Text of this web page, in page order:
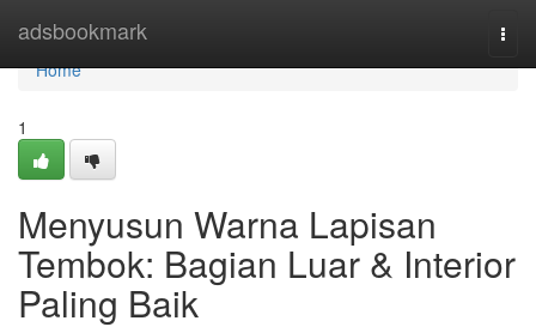
adsbookmark
Home
Home
1
Menyusun Warna Lapisan
Tembok: Bagian Luar & Interior
Paling Baik